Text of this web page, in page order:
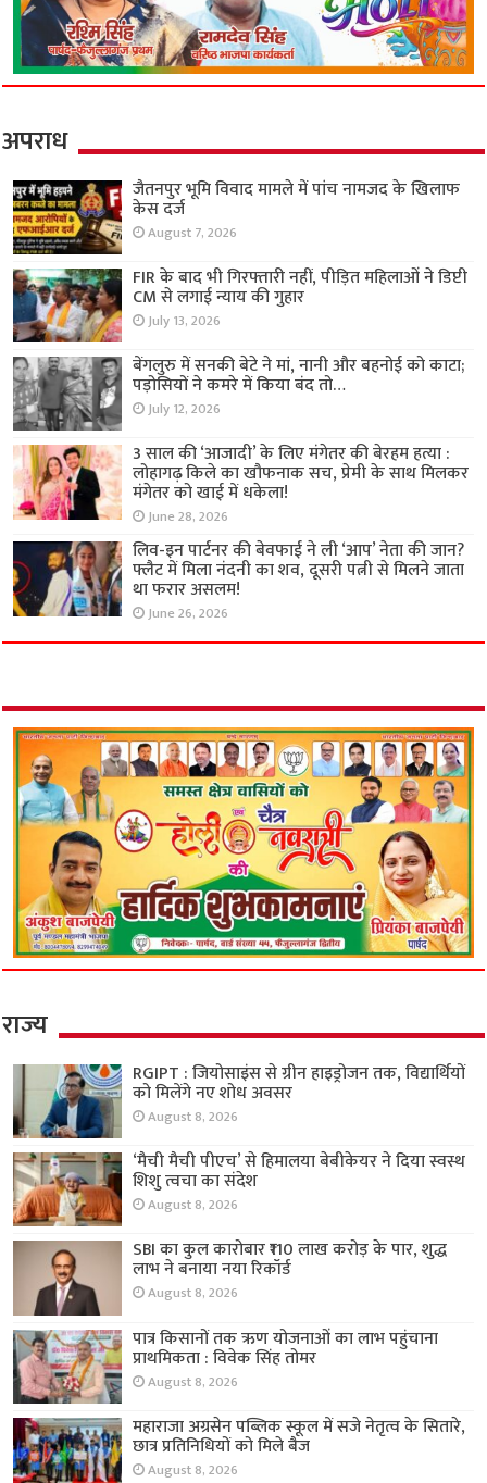
अपराध
जैतनपुर भूमि विवाद मामले में पांच नामजद के खिलाफ
केस दर्ज
August 7, 2026
FIR के बाद भी गिरफ्तारी नहीं, पीड़ित महिलाओं ने डिप्टी
CM से लगाई न्याय की गुहार
July 13, 2026
बेंगलुरु में सनकी बेटे ने मां, नानी और बहनोई को काटा;
पड़ोसियों ने कमरे में किया बंद तो…
July 12, 2026
3 साल की ‘आजादी’ के लिए मंगेतर की बेरहम हत्या :
लोहागढ़ किले का खौफनाक सच, प्रेमी के साथ मिलकर
मंगेतर को खाई में धकेला!
June 28, 2026
लिव-इन पार्टनर की बेवफाई ने ली ‘आप’ नेता की जान?
फ्लैट में मिला नंदनी का शव, दूसरी पत्नी से मिलने जाता
था फरार असलम!
June 26, 2026
राज्य
RGIPT : जियोसाइंस से ग्रीन हाइड्रोजन तक, विद्यार्थियों
को मिलेंगे नए शोध अवसर
August 8, 2026
‘मैची मैची पीएच’ से हिमालया बेबीकेयर ने दिया स्वस्थ
शिशु त्वचा का संदेश
August 8, 2026
SBI का कुल कारोबार ₹110 लाख करोड़ के पार, शुद्ध
लाभ ने बनाया नया रिकॉर्ड
August 8, 2026
पात्र किसानों तक ऋण योजनाओं का लाभ पहुंचाना
प्राथमिकता : विवेक सिंह तोमर
August 8, 2026
महाराजा अग्रसेन पब्लिक स्कूल में सजे नेतृत्व के सितारे,
छात्र प्रतिनिधियों को मिले बैज
August 8, 2026